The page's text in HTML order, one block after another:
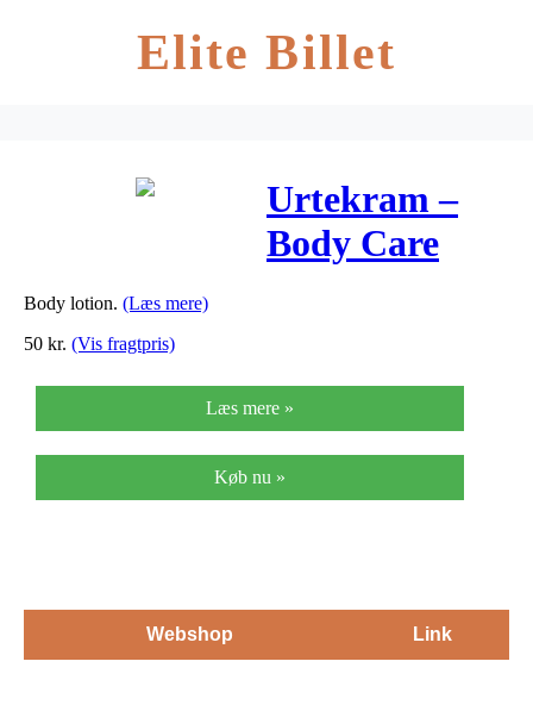
Elite Billet
Urtekram –
Body Care
Body lotion. (Læs mere)
50 kr. (Vis fragtpris)
Læs mere »
Køb nu »
Webshop Link